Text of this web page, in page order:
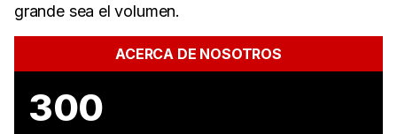
grande sea el volumen.
ACERCA DE NOSOTROS
300